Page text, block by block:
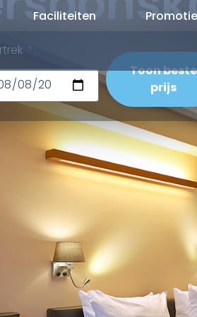
Faciliteiten
Toon beste
prijs